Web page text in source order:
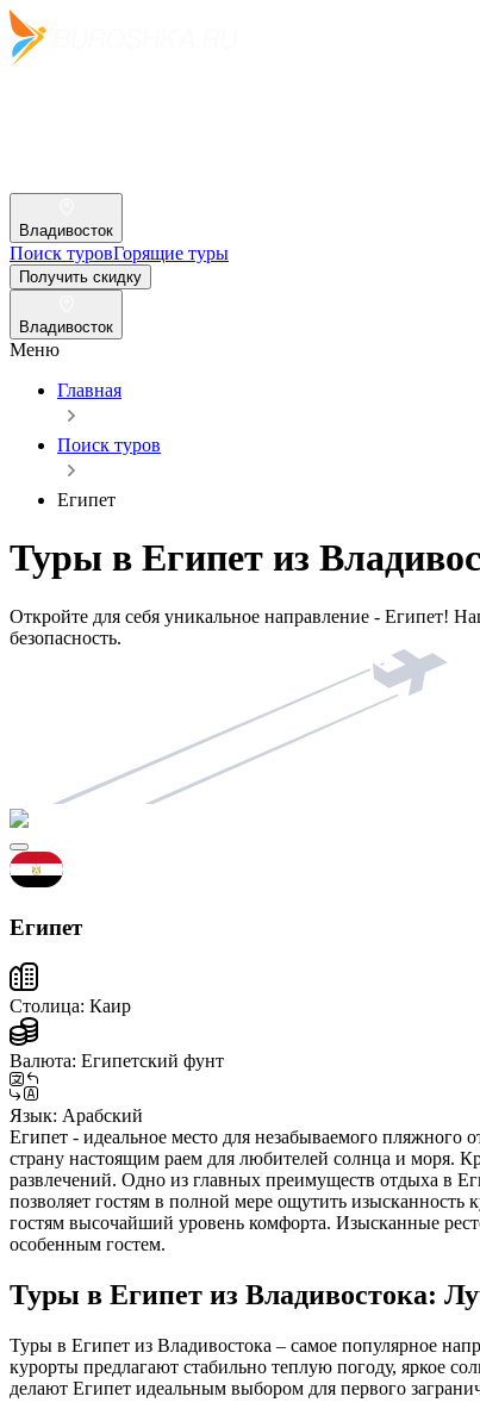
Владивосток
Поиск туровГорящие туры
Получить скидку
Владивосток
Меню
Главная
Поиск туров
Египет
Туры в Египет из
Откройте для себя уникальное направление - Египет!
безопасность.
Египет
Столица: Каир
Валюта: Египетский фунт
Язык: Арабский
Египет - идеальное место для незабываемого пляжного
страну настоящим раем для любителей солнца и моря.
развлечений. Одно из главных преимуществ отдыха в
позволяет гостям в полной мере ощутить
гостям высочайший уровень комфорта. Изысканные
особенным гостем.
Туры в Египет из Владивостока:
Туры в Египет из Владивостока – самое популярное
курорты предлагают стабильно теплую погоду, яркое
делают Египет идеальным выбором для первого